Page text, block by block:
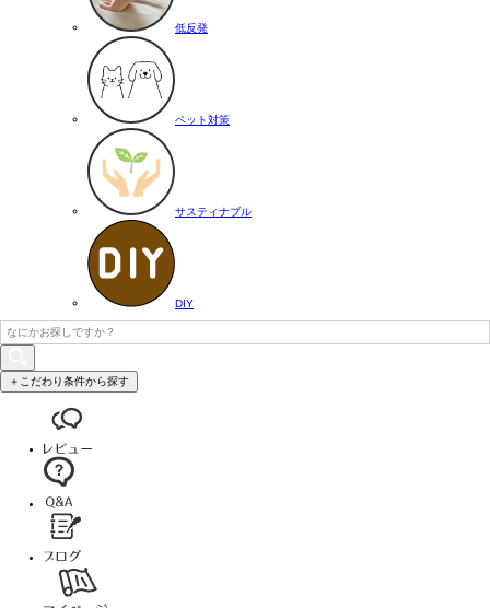
低反発
ペット対策
サスティナブル
DIY
＋こだわり条件から探す